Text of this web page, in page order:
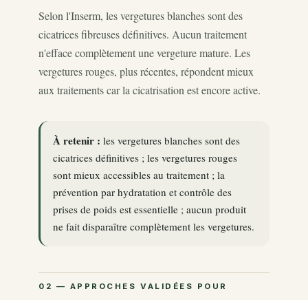
Selon l'Inserm, les vergetures blanches sont des
cicatrices fibreuses définitives. Aucun traitement
n'efface complètement une vergeture mature. Les
vergetures rouges, plus récentes, répondent mieux
aux traitements car la cicatrisation est encore active.
À retenir : les vergetures blanches sont des
cicatrices définitives ; les vergetures rouges
sont mieux accessibles au traitement ; la
prévention par hydratation et contrôle des
prises de poids est essentielle ; aucun produit
ne fait disparaître complètement les vergetures.